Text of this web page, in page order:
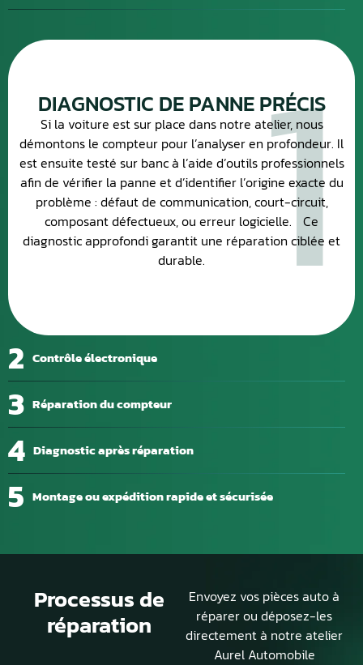
2 Contrôle électronique
3 Réparation du compteur
4 Diagnostic après réparation
5 Montage ou expédition rapide et sécurisée
1
DIAGNOSTIC DE PANNE PRÉCIS
Si la voiture est sur place dans notre atelier, nous
démontons le compteur pour l’analyser en profondeur. Il
est ensuite testé sur banc à l’aide d’outils professionnels
afin de vérifier la panne et d’identifier l’origine exacte du
problème : défaut de communication, court-circuit,
composant défectueux, ou erreur logicielle. Ce
diagnostic approfondi garantit une réparation ciblée et
durable.
Processus de
réparation
Envoyez vos pièces auto à
réparer ou déposez-les
directement à notre atelier
Aurel Automobile